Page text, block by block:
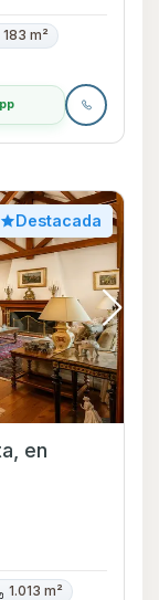
183 m²
Destacada
en
1.013 m²